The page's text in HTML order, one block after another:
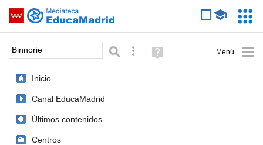
Saltar navegación
Palabra o frase: Búsqueda avanzada
Ayuda
(en
Inicio
Canal EducaMadrid
Últimos contenidos
Centros